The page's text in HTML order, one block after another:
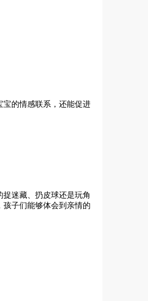
宝的情感联系，还能促进
迷藏、扔皮球还是玩角
子们能够体会到亲情的